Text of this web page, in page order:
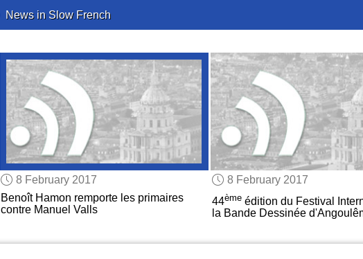
News in Slow French
8 February 2017
Benoît Hamon remporte les primaires
contre Manuel Valls
8 February 2017
44èmeédition du Festival
la Bande Dessinée